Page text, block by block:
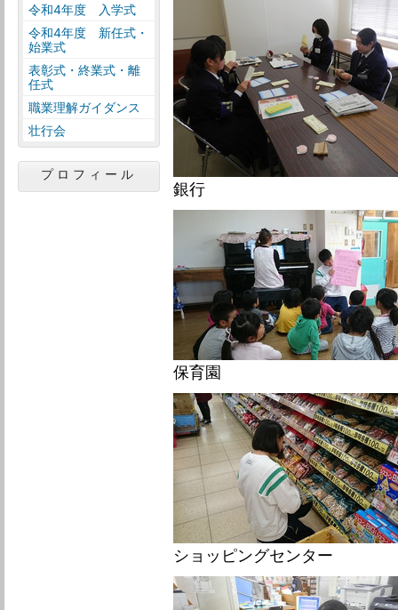
銀行
保育園
ショッピングセンター
令和4年度 入学式
令和4年度 新任式・
始業式
表彰式・終業式・離
任式
職業理解ガイダンス
壮行会
プロフィール